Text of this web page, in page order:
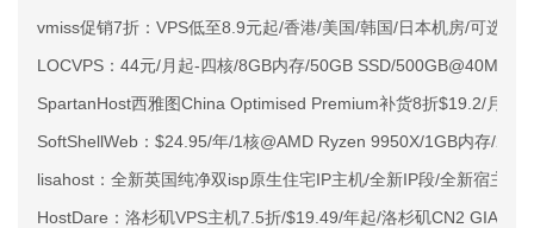
vmiss促销7折：VPS低至8.9元起/香港/美国/韩国/日本机房/可选
LOCVPS：44元/月起-四核/8GB内存/50GB SSD/
SpartanHost西雅图China Optimised Premium补货8折$19.2/月起
SoftShellWeb：$24.95/年/1核@AMD Ryzen 9950X/1GB内存/
lisahost：全新英国纯净双isp原生住宅IP主机/全新IP段/全新宿主机
HostDare：洛杉矶VPS主机7.5折/$19.49/年起/洛杉矶CN2 GIA/日